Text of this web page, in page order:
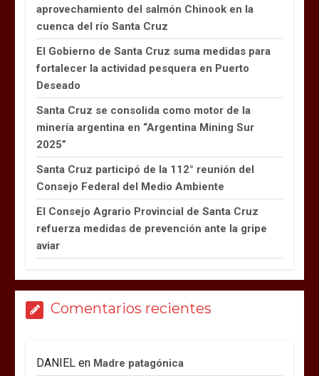
aprovechamiento del salmón Chinook en la
cuenca del río Santa Cruz
El Gobierno de Santa Cruz suma medidas para
fortalecer la actividad pesquera en Puerto
Deseado
Santa Cruz se consolida como motor de la
minería argentina en “Argentina Mining Sur
2025”
Santa Cruz participó de la 112° reunión del
Consejo Federal del Medio Ambiente
El Consejo Agrario Provincial de Santa Cruz
refuerza medidas de prevención ante la gripe
aviar
Comentarios recientes
DANIEL en Madre patagónica